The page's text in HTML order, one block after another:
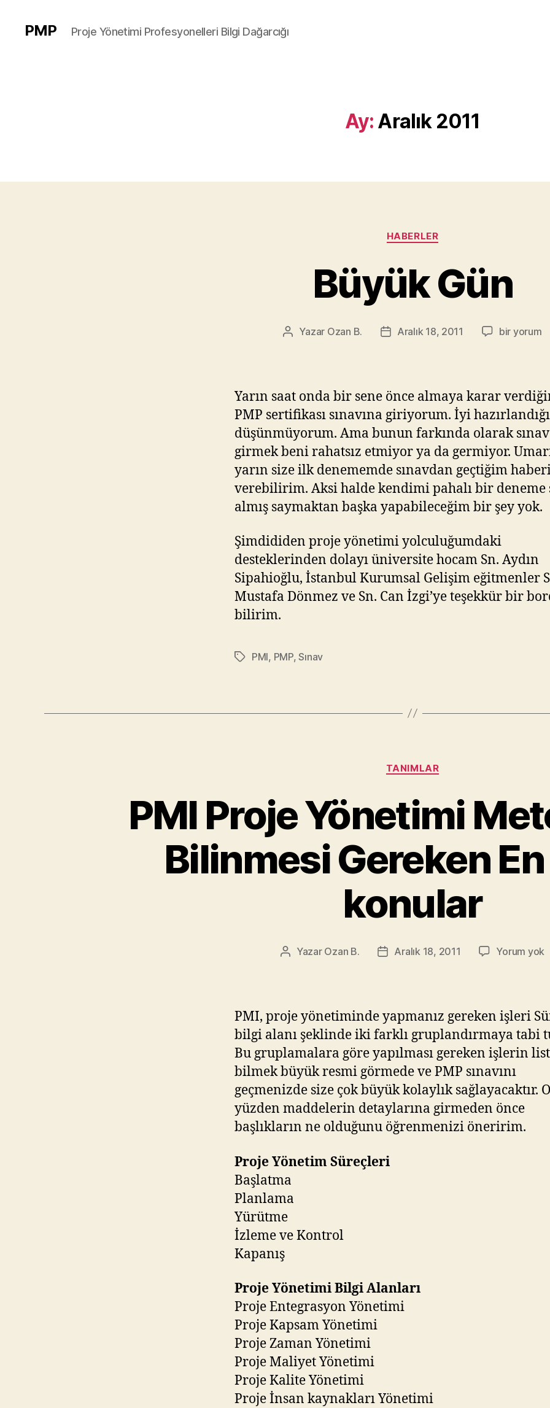
PMP Proje Yönetimi Profesyonelleri Bilgi Dağarcığı
Ay: Aralık 2011
Kategoriler
HABERLER
Büyük Gün
Yazının
Yazar Ozan B.
YazıAralık 18, 2011
Büyük
bir yorum
Yarın saat onda bir sene önce almaya karar
PMP sertifikası sınavına giriyorum. İyi
düşünmüyorum. Ama bunun farkında olarak sınav
girmek beni rahatsız etmiyor ya da germiyor.
yarın size ilk denememde sınavdan geçtiğim
verebilirim. Aksi halde kendimi pahalı bir deneme
almış saymaktan başka yapabileceğim bir şey yok.
Şimdididen proje yönetimi yolculuğumdaki
desteklerinden dolayı üniversite hocam Sn. Aydın
Sipahioğlu, İstanbul Kurumsal Gelişim eğitmenler
Mustafa Dönmez ve Sn. Can İzgi’ye teşekkür bir
bilirim.
Etiketler
PMI, PMP,Sınav
Kategoriler
TANIMLAR
PMI Proje Yönetimi
Bilinmesi Gereken
konular
Yazının
Yazar Ozan B.
YazıAralık 18, 2011 Yorum yok
PMI, proje yönetiminde yapmanız gereken işleri
bilgi alanı şeklinde iki farklı gruplandırmaya tabi
Bu gruplamalara göre yapılması gereken işlerin
bilmek büyük resmi görmede ve PMP sınavını
geçmenizde size çok büyük kolaylık sağlayacaktır. O
yüzden maddelerin detaylarına girmeden önce
başlıkların ne olduğunu öğrenmenizi öneririm.
Proje Yönetim Süreçleri
Başlatma
Planlama
Yürütme
İzleme ve Kontrol
Kapanış
Proje Yönetimi Bilgi Alanları
Proje Entegrasyon Yönetimi
Proje Kapsam Yönetimi
Proje Zaman Yönetimi
Proje Maliyet Yönetimi
Proje Kalite Yönetimi
Proje İnsan kaynakları Yönetimi